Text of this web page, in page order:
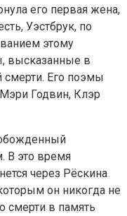
его первая жена,
Уэстбрук, по
этому
высказанные в
смерти. Его поэмы
Годвин, Клэр
В это время
через Рёскина
он никогда не
смерти в память